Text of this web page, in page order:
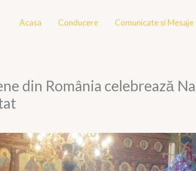
Acasa Conducere Comunicate si Mesaje
din România celebrează